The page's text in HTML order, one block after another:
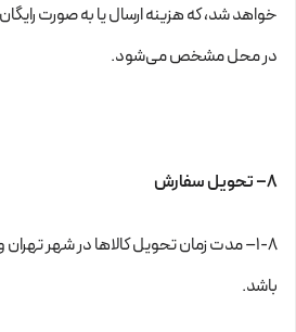
خواهد شد، که هزینه ارسال یا به صورت
در محل مشخص می‌شود.
۸– تحویل سفارش
باشد.